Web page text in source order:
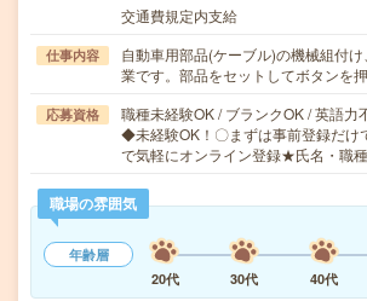
交通費規定内支給
仕事内容
自動車用部品(ケーブル)の機械組付
業です。部品をセットしてボタンを
応募資格
職種未経験OK / ブランクOK / 英語力
◆未経験OK！〇まずは事前登録だけ
で気軽にオンライン登録★氏名・職
職場の雰囲気
年齢層
20代
30代 40代